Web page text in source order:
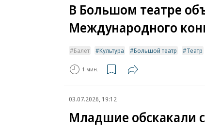
В Большом театре
Международного
Балет Культура Большой театр Театр
1 мин.
03.07.2026, 19:12
Младшие обскакали